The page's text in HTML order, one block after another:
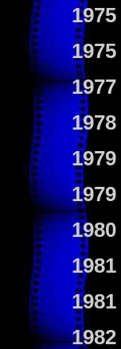
1975
1975
1977
1978
1979
1979
1980
1981
1981
1982